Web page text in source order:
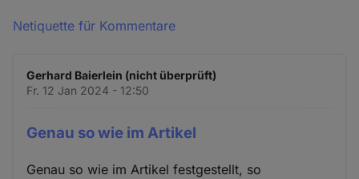
Netiquette für Kommentare
Gerhard Baierlein (nicht überprüft)
Fr. 12 Jan 2024 - 12:50
Genau so wie im Artikel
Genau so wie im Artikel festgestellt, so